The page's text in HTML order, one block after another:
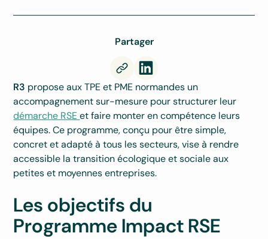
Partager
R3 propose aux TPE et PME normandes un
accompagnement sur-mesure pour structurer leur
démarche RSEet faire monter en compétence leurs
équipes. Ce programme, conçu pour être simple,
concret et adapté à tous les secteurs, vise à rendre
accessible la transition écologique et sociale aux
petites et moyennes entreprises.
Les objectifs du
Programme Impact RSE